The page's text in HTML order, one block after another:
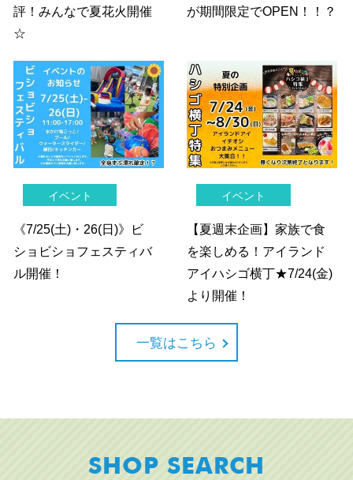
評！みんなで夏花火開催
☆
が期間限定でOPEN！！？
イベント
《7/25(土)・26(日)》ビ
ショビショフェスティバ
ル開催！
イベント
【夏週末企画】家族で食
を楽しめる！アイランド
アイハシゴ横丁★7/24(金)
より開催！
一覧はこちら
SHOP SEARCH